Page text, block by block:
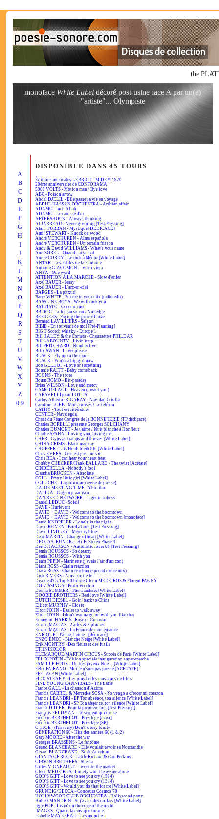
the
monoface White Label décoré post-usine face A par un(e)
"artiste"... Olympiste
A
B
C
D
E
F
G
H
I
J
K
L
M
N
O
P
Q
R
S
T
U
V
W
X
Y
Z
0-9
DISPONIBLE DANS 45 TOURS
Éditions musicales LEBRIOT - MIDEM 1970
20ème anniversaire de CONFORAMA
5000 VOLTS - Motion man / Bye love
ABC - Poison arrow
Abdel DJELIL - Elle passe sa vie en voyage
ABDUL HASSAN ORCHESTRA - Arabian affair
ADAMO - Inch'Allah
ADAMO - Le carosse d'or
AFTERSHOCK - Always thinking
Al JARREAU - Never givin' up [Test Pressing]
Alain TURBAN - Mystique [DÉDICACÉ]
Amii STEWART - Knock on wood
André VERCHUREN - Alma española
André VERCHUREN - Un certain frisson
Andy & David WILLIAMS - What's your name
Ann SOREL - Quand j'ai si mal
Annie CORDY - Le rock à Médor [White Label]
ANTAR - Les Fables de la Fontaine
Antoine GIACOMONI - Vieni vieni
ANYA - One word
ATTENTION À LA MARCHE - Slow d'enfer
Axel BAUER - Jessy
Axel BAUER - L'arc-en-ciel
BARGES - La pitxuri
Barry WHITE - Put me in your mix (radio edit)
BASSLINE BOYS - We will rock you
BATTIATO - Cuccurucucu
BB DOC - Lolo ganzaman / Nul edge
BEE GEES - Paying the price of love
Bernard LAVILLIERS - Saïgon
BIBIE - En souvenir de moi [Pré-Planning]
BIG T Scotch whisky - Europe 1
Bill HALEY & the Comets - Chaussettes PHILDAR
Bill LABOUNTY - Livin'it up
Bill PRITCHARD - Number five
Billy SWAN - Lover please
BLACK - Fly up to the moon
BLACK - You're a big girl now
Bob GELDOF - Love or something
Bonnie RAITT - Baby come back
BOONS - The score
Boum BOMO - Hit-parades
Brian WILSON - Love and mercy
CAMOUFLAGE - Heaven (I want you)
CARAVELLI pour LOTUS
Carlos Alberto IRIGARAY - Navidad Criolla
Caroline LOEB - Mots croisés / Le téléfon
CATHY - Tout est littérature
CENTER - Navsiegda
Chant du 7ème Congrès de la BONNETERIE (TP dédicacé)
Charles BORELLI présente Georges SOLCHANY
Charles DUMONT - Je t'aime / Nuit blanche à Honfleur
Charlie SPAHN - Loving you, loving me
CHER - Gypsys, tramps and thieves [White Label]
CHINA CRISIS - Black man ray
CHOPPER - Lili/Heidi bleib blu [White Label]
Chris EVERS - Ce n'est pas une vie
Chris REA - I can hear your heart beat
Chubby CHECKER/Hank BALLARD - The twist [Acétate]
CINDERELLA - Nobody's fool
Claudia BRÜCKEN - Absolute
COLL - Pretty little girl [White Label]
COLUCHE - La politique (revue de presse)
DADJE MEETING TIME - Ybo libo
DALIDA - Gigi in paradisco
DAN REED NETWORK - Tiger in a dress
Daniel LEDUC - Soleil
DAVE - Hurlevent
DAVID + DAVID - Welcome to the boomtown
DAVID + DAVID - Welcome to the boomtown [monoface]
David KNOPFLER - Lonely is the night
David KOVEN - Bord à bord [Test Pressing]
David LINDLEY - Mercury blues
Dean MARTIN - Change of heart [White Label]
DECCA/GRUNDIG - Hi-Fi Stéréo Phase 4
Dee D. JACKSON - Automatic lover 88 [Test Pressing]
Démis ROUSSOS - So dreamy
Démis ROUSSOS - With you
Denis PEPIN - Marinette (j'avais l'air d'un con)
Diana ROSS - Chain reaction
Diana ROSS - Chain reaction (special dance mix)
Dick RIVERS - Ainsi soit-elle
Disque d'Or Top 50 biface Glenn MEDEIROS & Florent PAGNY
DO VISSINGA - Porto Vecchio
Donna SUMMER - The wanderer [White Label]
DOOBIE BROTHERS - Real love [White Label]
DUTCH DIESEL - Goin' back to China
Elliott MURPHY - Closer
Elton JOHN - Easier to walk away
Elton JOHN - I don't wanna go on with you like that
Emmylou HARRIS - Rose of Cimarron
Enrico MACIAS - 2 ailes & 3 plumes
Enrico MACIAS - La France de mon enfance
ENRIQUÉ - J'aime, J'aime... [dédicacé]
ENZO ENZO - Blanche Neige [White Label]
Erik MONTRY - Des fleurs et des fusils
ETHNIKOLOR
F.LEMARQUE/MARTIN CIRCUS - Succès de Paris [White Label]
FÉLIX POTIN - Édition spéciale inauguration super-marché
FAMILLE FOUX - Un très joyeux Noël... [White Label]
Félix FAIRANO - Moi je n'suis pas pressé [ACÉTATE]
FFF - AC² N [White Label]
FIDO STEAKY - Les plus belles musiques de films
FINE YOUNG CANNIBALS - The flame
France GALL - La chanson d'Azima
Francis CABREL & Mercedes SOSA - Yo vengo a ofrecer mi corazon
Francis LEANDRI - EP Ton absence, ton silence [White Label]
Francis LEANDRI - SP Ton absence, ton silence [White Label]
Franck DIDIER - Pour la première fois [Test Pressing]
François FELDMAN - Le serpent qui danse
Frédéric BERTHELOT - Privilège [maxi]
Frédéric BERTHELOT - Privilège [SP]
G-I JOE - (I'm sorry) Don't worry tonite
GÉNÉRATION 60 - Hits des années 60 (1 & 2)
Gary MOORE - After the war
Georges BRASSENS - Le fantôme
Gérard BLANCHARD - Elle voulait revoir sa Normandie
Gérard BLANCHARD - Rock Amadour
GIANTS OF ROCK - Little Richard & Carl Perkins
GIBSON BROTHERS - Sheela
Gilles VIGNEAULT - I went to the market
Glenn MEDEIROS - Lonely won't leave me alone
GOD'S GIFT - Love to see you cry (1304)
GOD'S GIFT - Love to see you cry (1314)
GOD'S GIFT - Would you do that for me [White Label]
GRUNDIG/DECCA - Concours Cosmos 70
HOLLYWOOD CLUB ORCHESTRA - Hollywood party
Hubert MANDRIN - Si j'avais des dollars [White Label]
Iggy POP - Livin' on the edge of the night
IMAGES - Quand la musique tourne
Isabelle MAYEREAU - Les mouches